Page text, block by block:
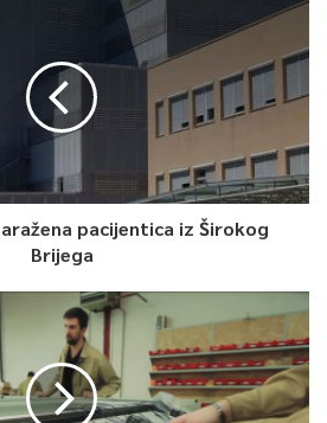
pacijentica iz Širokog
Brijega